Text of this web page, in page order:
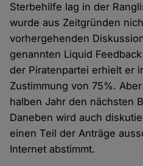
Sterbehilfe lag in der
wurde aus Zeitgründen
vorhergehenden
genannten Liquid
der Piratenpartei erhielt er
Zustimmung von 75%.
halben Jahr den nächsten
Daneben wird auch
einen Teil der Anträge
Internet abstimmt.